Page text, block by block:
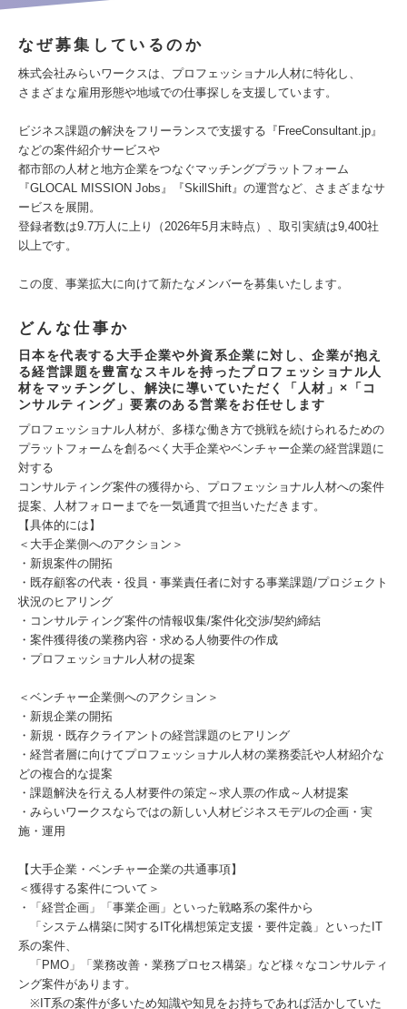
なぜ募集しているのか
株式会社みらいワークスは、プロフェッショナル人材に特化し、
さまざまな雇用形態や地域での仕事探しを支援しています。
ビジネス課題の解決をフリーランスで支援する『FreeConsultant.jp』
などの案件紹介サービスや
都市部の人材と地方企業をつなぐマッチングプラットフォーム
『GLOCAL MISSION Jobs』『SkillShift』の運営など、さまざまなサ
ービスを展開。
登録者数は9.7万人に上り（2026年5月末時点）、取引実績は9,400社
以上です。
この度、事業拡大に向けて新たなメンバーを募集いたします。
どんな仕事か
日本を代表する大手企業や外資系企業に対し、企業が抱え
る経営課題を豊富なスキルを持ったプロフェッショナル人
材をマッチングし、解決に導いていただく「人材」×「コ
ンサルティング」要素のある営業をお任せします
プロフェッショナル人材が、多様な働き方で挑戦を続けられるための
プラットフォームを創るべく大手企業やベンチャー企業の経営課題に
対する
コンサルティング案件の獲得から、プロフェッショナル人材への案件
提案、人材フォローまでを一気通貫で担当いただきます。
【具体的には】
＜大手企業側へのアクション＞
・新規案件の開拓
・既存顧客の代表・役員・事業責任者に対する事業課題/プロジェクト
状況のヒアリング
・コンサルティング案件の情報収集/案件化交渉/契約締結
・案件獲得後の業務内容・求める人物要件の作成
・プロフェッショナル人材の提案
＜ベンチャー企業側へのアクション＞
・新規企業の開拓
・新規・既存クライアントの経営課題のヒアリング
・経営者層に向けてプロフェッショナル人材の業務委託や人材紹介な
どの複合的な提案
・課題解決を行える人材要件の策定～求人票の作成～人材提案
・みらいワークスならではの新しい人材ビジネスモデルの企画・実
施・運用
【大手企業・ベンチャー企業の共通事項】
＜獲得する案件について＞
・「経営企画」「事業企画」といった戦略系の案件から
「システム構築に関するIT化構想策定支援・要件定義」といったIT
系の案件、
「PMO」「業務改善・業務プロセス構築」など様々なコンサルティ
ング案件があります。
※IT系の案件が多いため知識や知見をお持ちであれば活かしていた